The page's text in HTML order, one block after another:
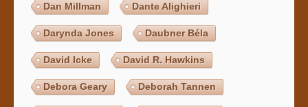
Dan Millman Dante Alighieri
Darynda Jones Daubner Béla
David Icke David R. Hawkins
Debora Geary Deborah Tannen